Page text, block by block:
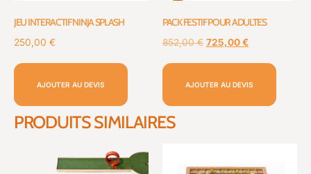
JEU INTERACTIF NINJA SPLASH
250,00 €
AJOUTER AU DEVIS
PACK FESTIF POUR ADULTES
852,00€ 725,00€
AJOUTER AU DEVIS
PRODUITS SIMILAIRES